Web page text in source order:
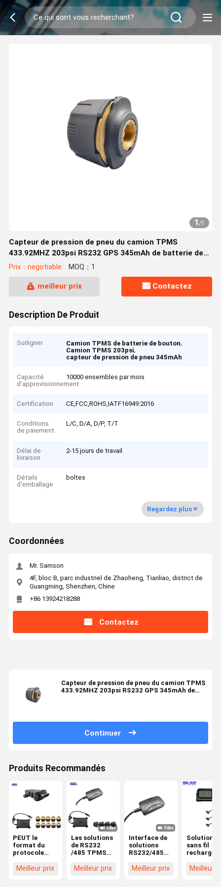
1/1
Capteur de pression de pneu du camion TPMS
433.92MHZ 203psi RS232 GPS 345mAh de batterie de
bouton
Prix：negotiable MOQ：1
meilleur prix Contactez
Description De Produit
Surligner Camion TPMS de batterie de bouton,
Camion TPMS 203psi,
capteur de pression de pneu 345mAh
Capacité
d'approvisionnement
10000 ensembles par mois
Certification CE,FCC,ROHS,IATF16949:2016
Conditions
de paiement
L/C, D/A, D/P, T/T
Délai de
livraison
2-15 jours de travail
Détails
d'emballage
boîtes
Regardez plus
Coordonnées
Mr. Samson
4F, bloc B, parc industriel de Zhaoheng, Tianliao, district de
Guangming, Shenzhen, Chine
+86 13924218288
Contactez
Capteur de pression de pneu du camion TPMS
433.92MHZ 203psi RS232 GPS 345mAh de
Continuer
Produits Recommandés
PEUT le
format du
protocole
soutien
Meilleur prix
Les solutions
de RS232
/485 TPMS
camion
Meilleur prix
Interface de
solutions
RS232/485
Camion
Meilleur prix
Solutions
sans fil
TPMS de
Meilleur